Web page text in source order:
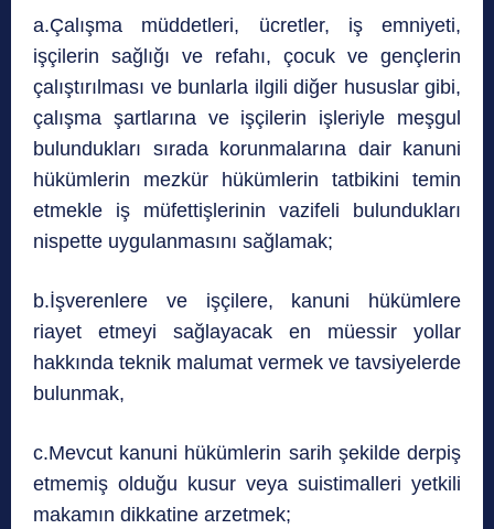
a.Çalışma müddetleri, ücretler, iş emniyeti,
işçilerin sağlığı ve refahı, çocuk ve gençlerin
çalıştırılması ve bunlarla ilgili diğer hususlar gibi,
çalışma şartlarına ve işçilerin işleriyle meşgul
bulundukları sırada korunmalarına dair kanuni
hükümlerin mezkür hükümlerin tatbikini temin
etmekle iş müfettişlerinin vazifeli bulundukları
nispette uygulanmasını sağlamak;
b.İşverenlere ve işçilere, kanuni hükümlere
riayet etmeyi sağlayacak en müessir yollar
hakkında teknik malumat vermek ve tavsiyelerde
bulunmak,
c.Mevcut kanuni hükümlerin sarih şekilde derpiş
etmemiş olduğu kusur veya suistimalleri yetkili
makamın dikkatine arzetmek;